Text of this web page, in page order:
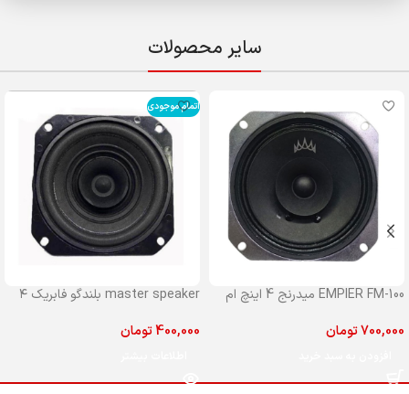
سایر محصولات
EMPIER FM-100 میدرنج 4 اینچ ام
700,000تومان
اتمام موجودی
master speaker بلندگو فابریک ۴
400,000تومان